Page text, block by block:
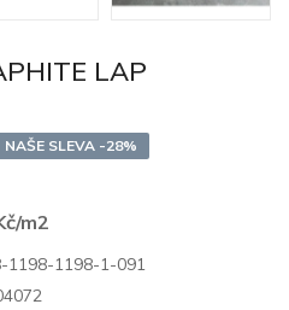
LAP
NAŠE SLEVA -28%
m2
1198-1198-1-091